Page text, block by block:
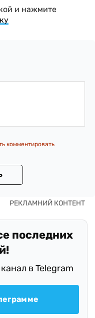
и нажмите
комментировать
последних
в Telegram